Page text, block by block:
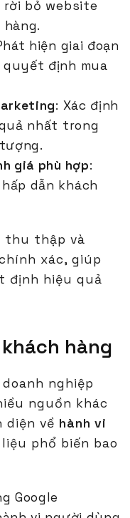
rời bỏ website
hiện giai đoạn
quyết định mua
: Xác định
nhất trong
giá phù hợp:
dẫn khách
thu thập và
xác, giúp
định hiệu quả
hàng
nghiệp
nguồn khác
diện về hành vi
phổ biến bao
Google